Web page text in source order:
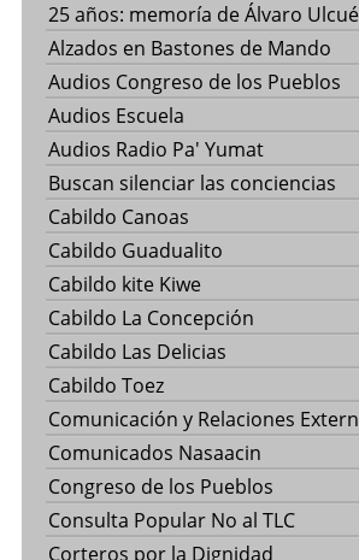
25 años: memoría de Álvaro Ulcué
Alzados en Bastones de Mando
Audios Congreso de los Pueblos
Audios Escuela
Audios Radio Pa' Yumat
Buscan silenciar las conciencias
Cabildo Canoas
Cabildo Guadualito
Cabildo kite Kiwe
Cabildo La Concepción
Cabildo Las Delicias
Cabildo Toez
Comunicación y Relaciones
Comunicados Nasaacin
Congreso de los Pueblos
Consulta Popular No al TLC
Corteros por la Dignidad